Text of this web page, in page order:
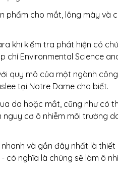
phẩm cho mắt, lông mày và
khi kiểm tra phát hiện có
Environmental Science
quy mô của một ngành
tại Notre Dame cho biết.
da hoặc mắt, cũng như có
cơ ô nhiễm môi trường
và gần đây nhất là
có nghĩa là chúng sẽ làm ô